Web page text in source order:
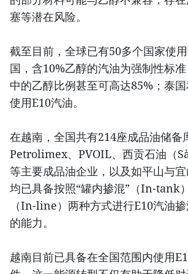
塞等潜在风险。
截至目前，全球已有50多个国家使
国，含10%乙醇的汽油为强制性标
中的乙醇比例甚至可高达85%；泰
使用E10汽油。
在越南，全国共有214座成品油储备
Petrolimex、PVOIL、西贡石油（
等主要成品油企业，以及如平山与宜
均已具备按照“罐内掺混”（In-tank
（In-line）两种方式进行E10汽油
的能力。
越南目前已具备在全国范围内使用